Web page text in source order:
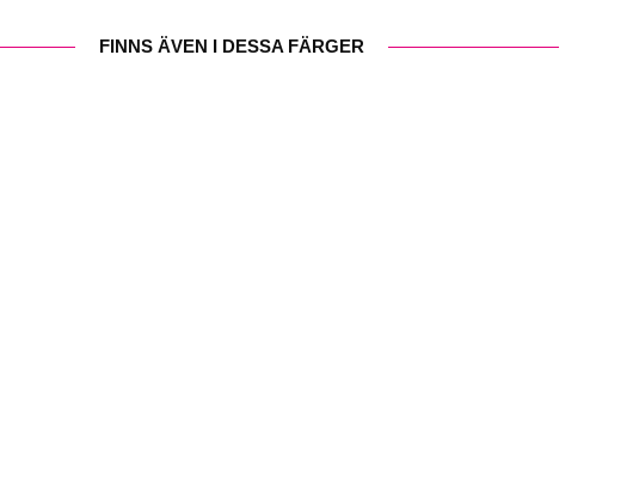
FINNS ÄVEN I DESSA FÄRGER